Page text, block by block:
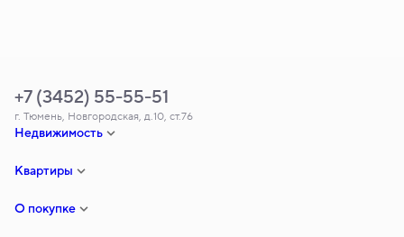
Недвижимость
Квартиры
О покупке
+7 (3452) 55-55-51
г. Тюмень, Новгородская, д.10, ст.76